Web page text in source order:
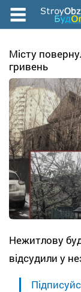
Перейти
содержанию
Місту
гривень
Нежитлову
відсудили у